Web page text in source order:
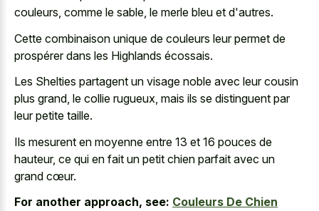
couleurs, comme le sable, le merle bleu et d'autres.
Cette combinaison unique de couleurs leur permet de
prospérer dans les Highlands écossais.
Les Shelties partagent un visage noble avec leur cousin
plus grand, le collie rugueux, mais ils se distinguent par
leur petite taille.
Ils mesurent en moyenne entre 13 et 16 pouces de
hauteur, ce qui en fait un petit chien parfait avec un
grand cœur.
For another approach, see: Couleurs De Chien